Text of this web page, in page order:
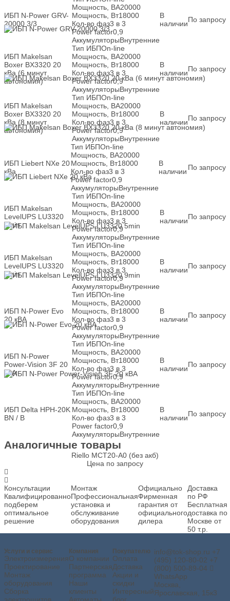
ИБП N-Power GRV-
20000 3/3
Мощность, ВА20000
Мощность, Вт18000
Кол-во фаз3 в 3
Power factor0,9
АккумуляторыВнутренние
В
наличииПо запросу
ИБП Makelsan
Boxer BX3320 20
кВа (6 минут
автономия)
Тип ИБПOn-line
Мощность, ВА20000
Мощность, Вт18000
Кол-во фаз3 в 3
Power factor0,9
АккумуляторыВнутренние
В
наличииПо запросу
ИБП Makelsan
Boxer BX3320 20
кВа (8 минут
автономия)
Тип ИБПOn-line
Мощность, ВА20000
Мощность, Вт18000
Кол-во фаз3 в 3
Power factor0,9
АккумуляторыВнутренние
В
наличииПо запросу
ИБП Liebert NXe 20
кВа
Тип ИБПOn-line
Мощность, ВА20000
Мощность, Вт18000
Кол-во фаз3 в 3
Power factor0,9
АккумуляторыВнутренние
В
наличии По запросу
ИБП Makelsan
LevelUPS LU3320
5min
Тип ИБПOn-line
Мощность, ВА20000
Мощность, Вт18000
Кол-во фаз3 в 3
Power factor0,9
АккумуляторыВнутренние
В
наличииПо запросу
ИБП Makelsan
LevelUPS LU3320
9min
Тип ИБПOn-line
Мощность, ВА20000
Мощность, Вт18000
Кол-во фаз3 в 3
Power factor0,9
АккумуляторыВнутренние
В
наличииПо запросу
ИБП N-Power Evo
20 кВА
Тип ИБПOn-line
Мощность, ВА20000
Мощность, Вт18000
Кол-во фаз3 в 3
Power factor0,9
АккумуляторыВнутренние
В
наличииПо запросу
ИБП N-Power
Power-Vision 3F 20
кВА
Тип ИБПOn-line
Мощность, ВА20000
Мощность, Вт18000
Кол-во фаз3 в 3
Power factor0,9
АккумуляторыВнутренние
В
наличииПо запросу
ИБП Delta HPH-20K
BN / B
Тип ИБПOn-line
Мощность, ВА20000
Мощность, Вт18000
Кол-во фаз3 в 3
Power factor0,9
АккумуляторыВнутренние
В
наличииПо запросу
Аналогичные товары
Riello MCT20-A0 (без акб)
Цена по запросу
Консультации
Квалифицированно
подберем
оптимальное
решение
Монтаж
Профессиональная
установка и
обслуживание
оборудования
Официально
Фирменная
гарантия от
официального
дилера
Доставка
по РФ
Бесплатная
доставка по
Москве от
50 т.р.
Услуги и сервис
Электроизмерения
Проектирование
Монтаж
оборудования
Сборка
Компания
О компании
Партнерская
программа
Наши
клиенты
Покупателю
Оплата
Доставка
Акции и
скидки
Интересный
info@tok-shop.ru +7
(495) 120-80-02 +7
(800) 500-89-04
WhatsApp
Москва,
Ярославская, 15к3